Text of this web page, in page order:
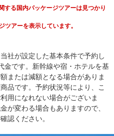
する国内パッケージツアーは見つかり
ツアーを表示しています。
社が設定した基本条件で予約し
金です。新幹線や宿・ホテルを基
または減額となる場合がありま
品です。予約状況等により、こ
用になれない場合がございま
が変わる場合もありますので、
認ください。